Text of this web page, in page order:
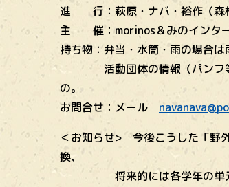
進 行：萩原・ナバ・裕作（森
主 催：morinos＆みのインタ
持ち物：弁当・水筒・雨の場合
活動団体の情報（パンフ等。
の。
お問合せ：メール
＜お知らせ> 今後こうした「野
換、
将来的には各学年の単元を